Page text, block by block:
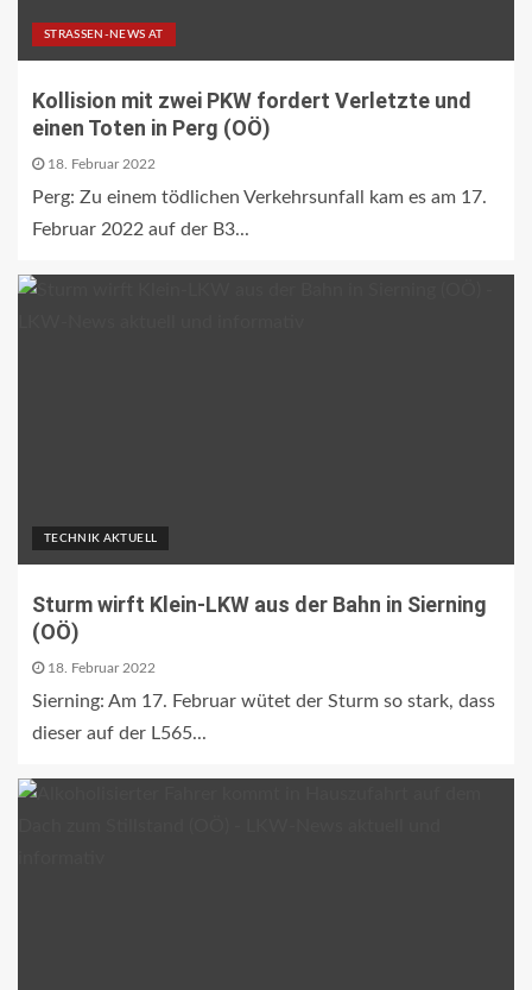
STRASSEN-NEWS AT
Kollision mit zwei PKW fordert Verletzte und
einen Toten in Perg (OÖ)
18. Februar 2022
Perg: Zu einem tödlichen Verkehrsunfall kam es am 17.
Februar 2022 auf der B3...
TECHNIK AKTUELL
Sturm wirft Klein-LKW aus der Bahn in Sierning
(OÖ)
18. Februar 2022
Sierning: Am 17. Februar wütet der Sturm so stark, dass
dieser auf der L565...